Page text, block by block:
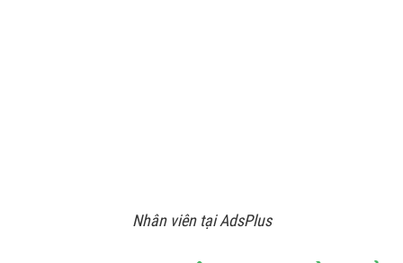
Nhân viên tại AdsPlus